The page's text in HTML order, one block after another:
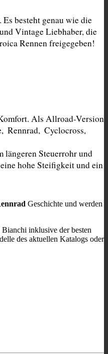
besteht genau wie die
Vintage Liebhaber, die
Rennen freigegeben!
Als Allroad-Version
Rennrad,  Cyclocross,
längeren Steuerrohr und
hohe Steifigkeit und ein
Geschichte und werden
inklusive der besten
des aktuellen Katalogs oder